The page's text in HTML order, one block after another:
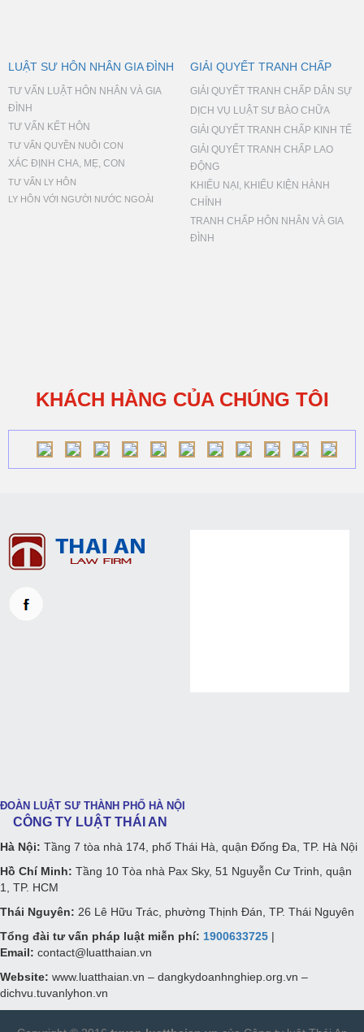
LUẬT SƯ HÔN NHÂN GIA ĐÌNH
TƯ VẤN LUẬT HÔN NHÂN VÀ GIA
ĐÌNH
TƯ VẤN KẾT HÔN
TƯ VẤN QUYỀN NUÔI CON
XÁC ĐỊNH CHA, MẸ, CON
TƯ VẤN LY HÔN
LY HÔN VỚI NGƯỜI NƯỚC NGOÀI
GIẢI QUYẾT TRANH CHẤP
GIẢI QUYẾT TRANH CHẤP DÂN SỰ
DỊCH VỤ LUẬT SƯ BÀO CHỮA
GIẢI QUYẾT TRANH CHẤP KINH TẾ
GIẢI QUYẾT TRANH CHẤP LAO
ĐỘNG
KHIẾU NẠI, KHIẾU KIỆN HÀNH
CHÍNH
TRANH CHẤP HÔN NHÂN VÀ GIA
ĐÌNH
KHÁCH HÀNG CỦA CHÚNG TÔI
ĐOÀN LUẬT SƯ THÀNH PHỐ HÀ NỘI
CÔNG TY LUẬT THÁI AN
Hà Nội: Tầng 7 tòa nhà 174, phố Thái Hà, quận Đống Đa, TP. Hà Nội
Hồ Chí Minh: Tầng 10 Tòa nhà Pax Sky, 51 Nguyễn Cư Trinh, quận
1, TP. HCM
Thái Nguyên: 26 Lê Hữu Trác, phường Thịnh Đán, TP. Thái Nguyên
Tổng đài tư vấn pháp luật miễn phí: 1900633725 |
Email: contact@luatthaian.vn
Website: www.luatthaian.vn – dangkydoanhnghiep.org.vn –
dichvu.tuvanlyhon.vn